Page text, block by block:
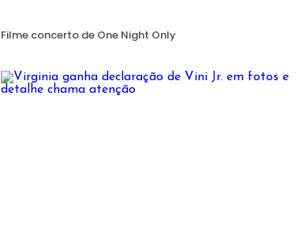
Filme concerto de One Night Only